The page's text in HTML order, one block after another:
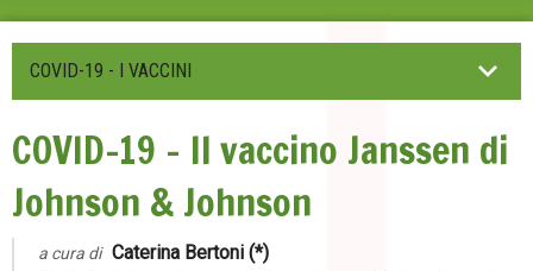
COVID-19 - I VACCINI
COVID-19 - Il vaccino Janssen di
Johnson & Johnson
a cura di Caterina Bertoni (*)